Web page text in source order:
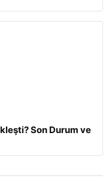
Son Durum ve